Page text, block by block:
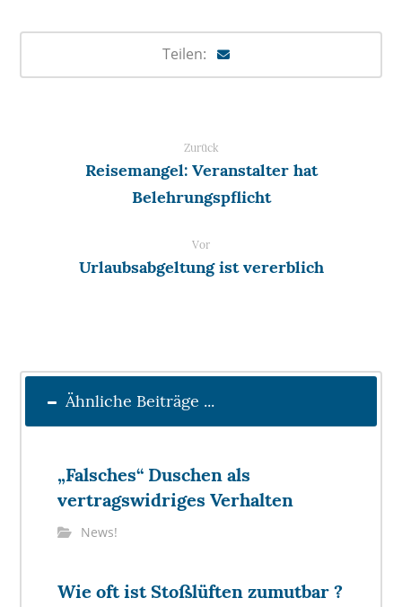
Zurück
Reisemangel: Veranstalter hat
Belehrungspflicht
Vor
Urlaubsabgeltung ist vererblich
Ähnliche Beiträge ...
„Falsches“ Duschen als
vertragswidriges Verhalten
News!
Wie oft ist Stoßlüften zumutbar ?